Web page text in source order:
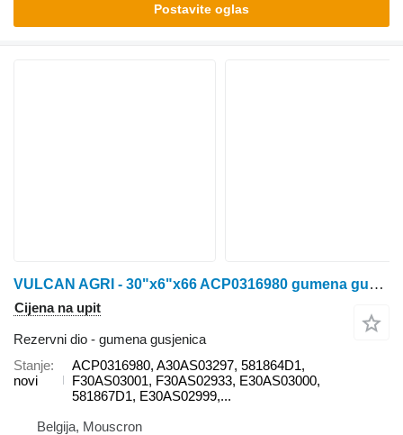
Postavite oglas
VULCAN AGRI - 30"x6"x66 ACP0316980 gumena gusjenica za Challenger MT800 / MT835 / MT835B / MT835C / MT845 / MT845B / MT845C / MT845E / MT855 / MT855B / MT855C / MT855E / MT865 / MT865B / MT865C / MT865E / MT875B / MT875C / MT875E - FENDT MT1100 traktora gusjeničara
Cijena na upit
Rezervni dio - gumena gusjenica
Stanje
novi
ACP0316980, A30AS03297, 581864D1,
F30AS03001, F30AS02933, E30AS03000,
581867D1, E30AS02999,...
Belgija, Mouscron